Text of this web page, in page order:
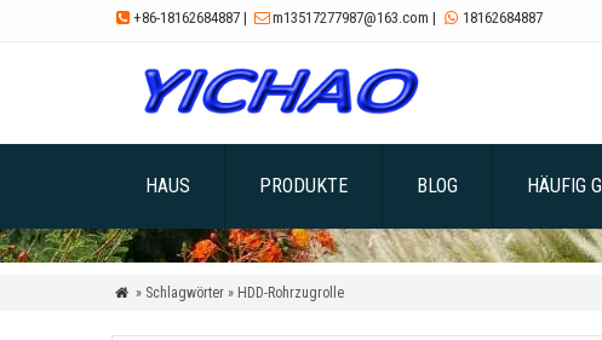
 +86-18162684887 | m13517277987@163.com |  18162684887
HAUS PRODUKTE BLOG HÄUFIG
 » Schlagwörter » HDD-Rohrzugrolle